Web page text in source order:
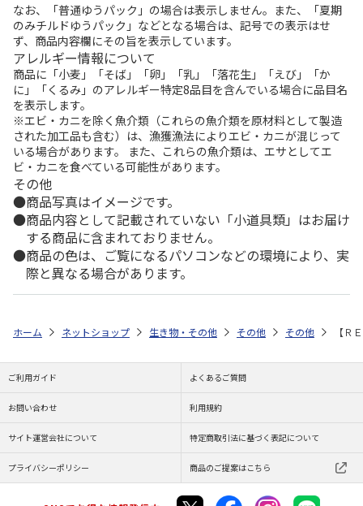
なお、「普通ゆうパック」の場合は表示しません。また、「夏期
のみチルドゆうパック」などとなる場合は、記号での表示はせ
ず、商品内容欄にその旨を表示しています。
アレルギー情報について
商品に「小麦」「そば」「卵」「乳」「落花生」「えび」「か
に」「くるみ」のアレルギー特定8品目を含んでいる場合に品目名
を表示します。
※エビ・カニを除く魚介類（これらの魚介類を原材料として製造
された加工品も含む）は、漁獲漁法によりエビ・カニが混じって
いる場合があります。 また、これらの魚介類は、エサとしてエ
ビ・カニを食べている可能性があります。
その他
商品写真はイメージです。
商品内容として記載されていない「小道具類」はお届け
する商品に含まれておりません。
商品の色は、ご覧になるパソコンなどの環境により、実
際と異なる場合があります。
ホーム ネットショップ 生き物・その他 その他 その他 【Ｒ
ご利用ガイド よくあるご質問
お問い合わせ 利用規約
サイト運営会社について 特定商取引法に基づく表記について
プライバシーポリシー 商品のご提案はこちら